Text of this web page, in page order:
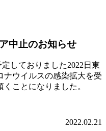
中止のお知らせ
しておりました2022日東
ナウイルスの感染拡大を受
ことになりました。
2022.02.21